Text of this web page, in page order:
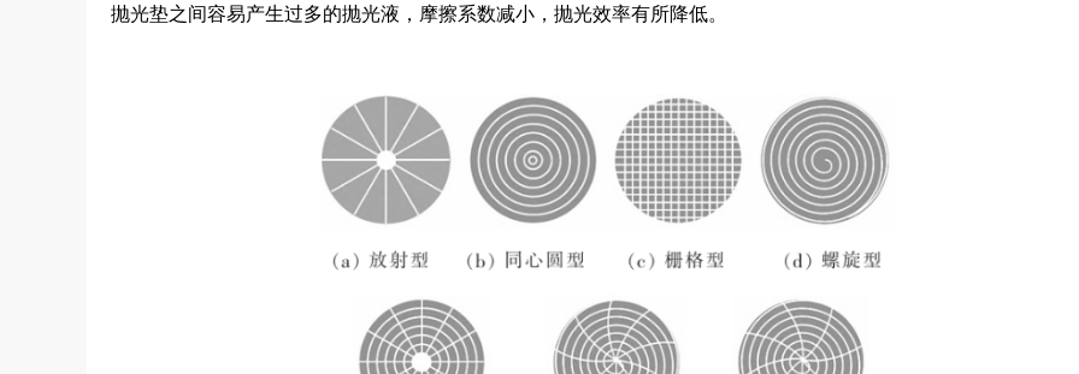
抛光垫之间容易产生过多的抛光液，摩擦系数减小，抛光效率有所降低。